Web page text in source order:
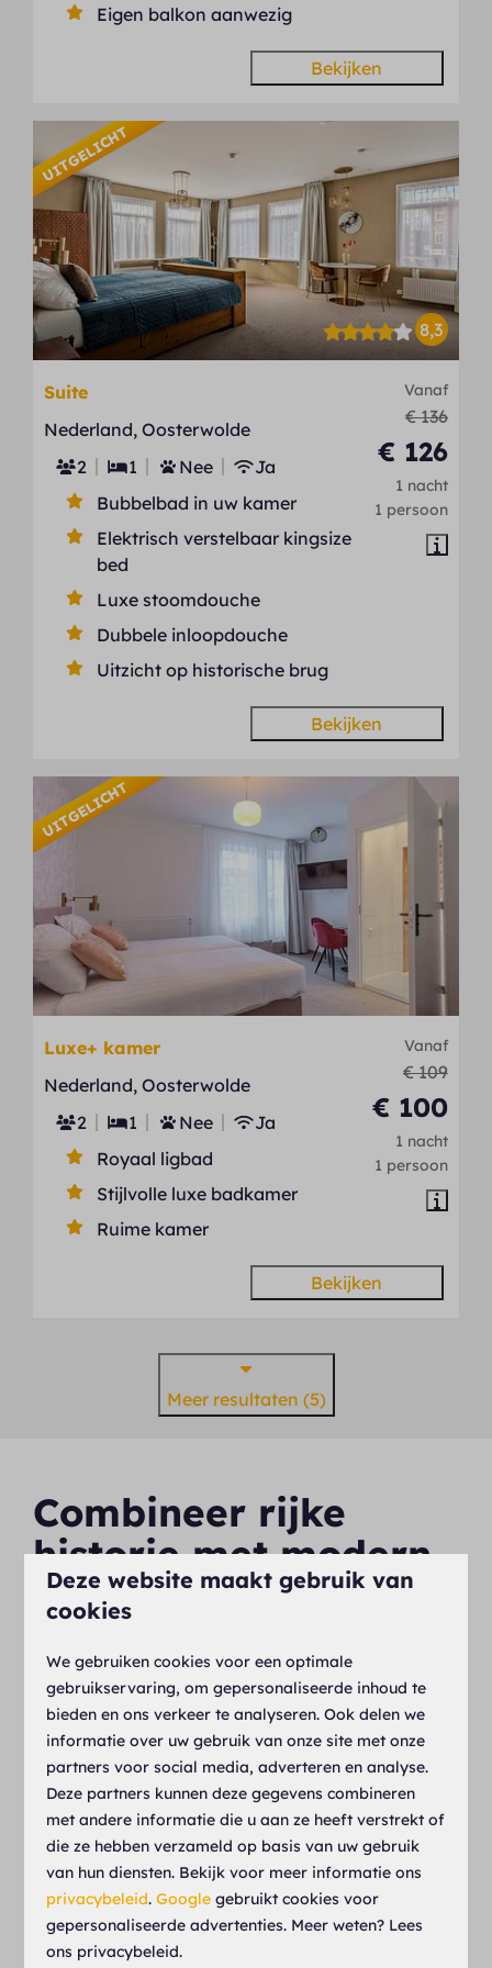
Eigen balkon aanwezig
Bekijken
UITGELICHT
8,3
Vanaf
€ 136
€ 126
1 nacht
1 persoon
Suite
Nederland, Oosterwolde
2
1 Nee
Ja
Bubbelbad in uw kamer
Elektrisch verstelbaar kingsize
bed
Luxe stoomdouche
Dubbele inloopdouche
Uitzicht op historische brug
Bekijken
UITGELICHT
Vanaf
€ 109
€ 100
1 nacht
1 persoon
Luxe+ kamer
Nederland, Oosterwolde
2
1 Nee
Ja
Royaal ligbad
Stijlvolle luxe badkamer
Ruime kamer
Bekijken
Meer resultaten (5)
Combineer rijke
historie met modern
comfort
kamer hetzelfde. Onze 35 unieke kamers
combineren modern gemak, zoals een eigen
badkamer en koffiefaciliteiten, met een
authentieke sfeer. Sommige kamers hebben een
balkon met een uitzicht over de bosrijke
omgeving. Na een ontspannen nacht en een
uitgebreid ontbijt, dat u optioneel kunt bijboeken,
bent u helemaal klaar om hetDrents-Friese Wold
te ontdekken.
Ook culinair komt u niets tekort. In ons sfeervolle
Deze website maakt gebruik van
cookies
We gebruiken cookies voor een optimale
gebruikservaring, om gepersonaliseerde inhoud te
bieden en ons verkeer te analyseren. Ook delen we
informatie over uw gebruik van onze site met onze
partners voor social media, adverteren en analyse.
Deze partners kunnen deze gegevens combineren
met andere informatie die u aan ze heeft verstrekt of
die ze hebben verzameld op basis van uw gebruik
van hun diensten. Bekijk voor meer informatie ons
privacybeleid.Google gebruikt cookies voor
gepersonaliseerde advertenties. Meer weten? Lees
ons privacybeleid.